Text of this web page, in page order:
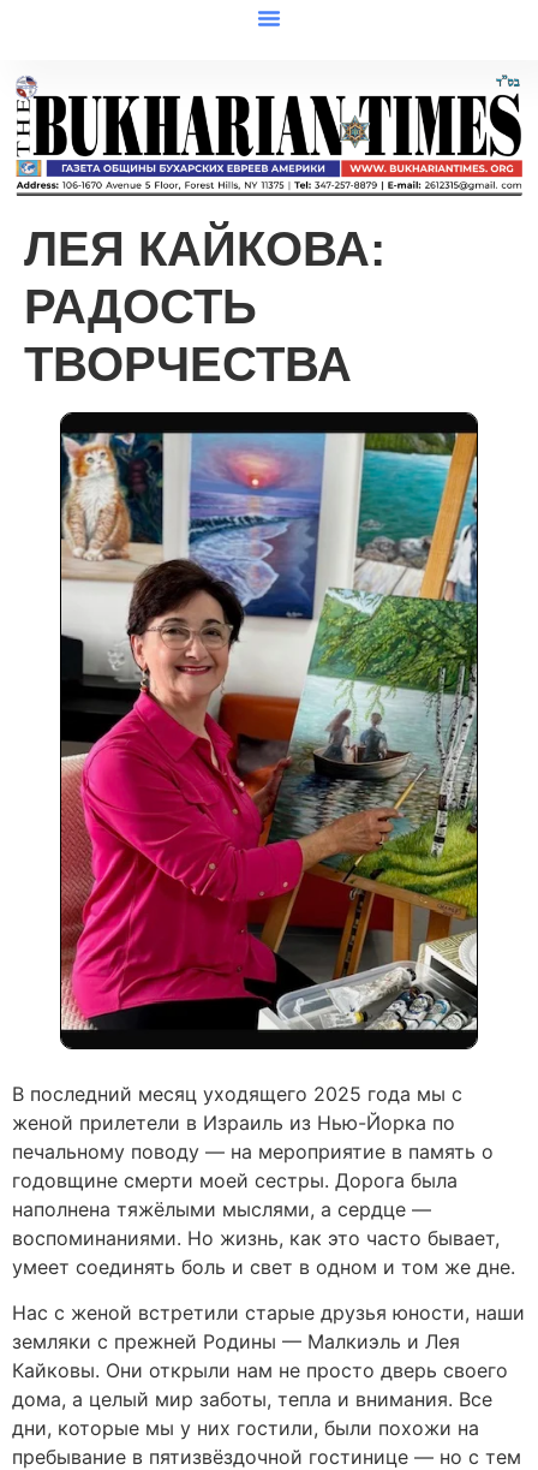
ЛЕЯ КАЙКОВА:
РАДОСТЬ
ТВОРЧЕСТВА
В последний месяц уходящего 2025 года мы с
женой прилетели в Израиль из Нью-Йорка по
печальному поводу — на мероприятие в память о
годовщине смерти моей сестры. Дорога была
наполнена тяжёлыми мыслями, а сердце —
воспоминаниями. Но жизнь, как это часто бывает,
умеет соединять боль и свет в одном и том же дне.
Нас с женой встретили старые друзья юности, наши
земляки с прежней Родины — Малкиэль и Лея
Кайковы. Они открыли нам не просто дверь своего
дома, а целый мир заботы, тепла и внимания. Все
дни, которые мы у них гостили, были похожи на
пребывание в пятизвёздочной гостинице — но с тем